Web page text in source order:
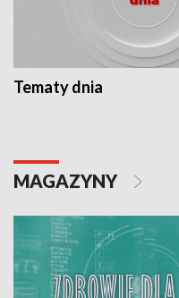
Tematy dnia
MAGAZYNY